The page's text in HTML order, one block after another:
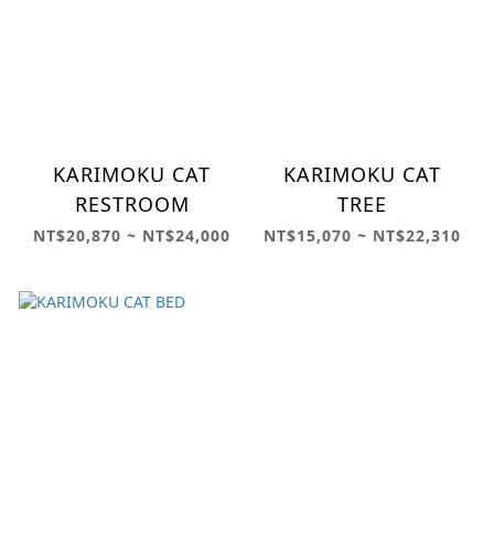
KARIMOKU CAT
RESTROOM
NT$20,870 ~ NT$24,000
KARIMOKU CAT
TREE
NT$15,070 ~ NT$22,310